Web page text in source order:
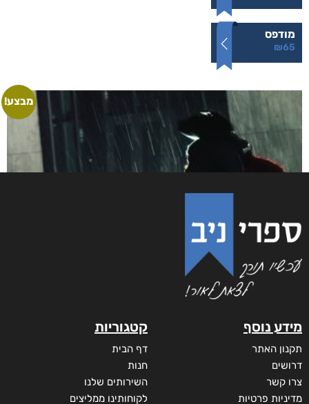
מודפס
₪65
מבצע!
מידע נוסף
תקנון האתר
דרושים
צרו קשר
מדיניות פרטיות
קטגוריות
דף הבית
חנות
השירותים שלנו
לקוחותינו ממליצים